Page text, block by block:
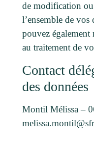
de modification ou
l’ensemble de vos
pouvez également
au traitement de
Contact
des données
Montil Mélissa –